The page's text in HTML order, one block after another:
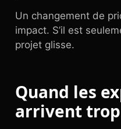
Un changement de
impact. S’il est
projet glisse.
Quand les
arrivent